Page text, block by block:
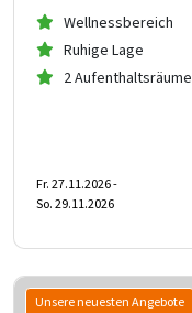
Wellnessbereich
Ruhige Lage
2 Aufenthaltsräume
Fr. 27.11.2026 -
So. 29.11.2026
Unsere neuesten Angebote